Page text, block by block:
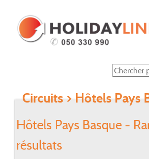
Circuits> Hôtels Pays
Hôtels Pays Basque -
résultats